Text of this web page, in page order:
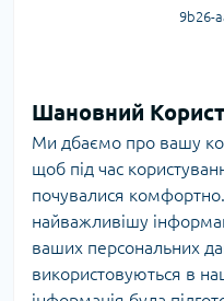
9b26-
Шановний
Ми дбаємо про вашу
щоб під час
почувалися
найважливішу
ваших персональних
використовуються в